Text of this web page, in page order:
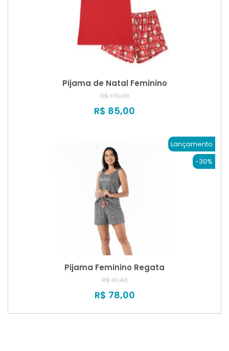
Pijama de Natal Feminino
R$ 170,00
R$ 85,00
Lançamento
-30%
Pijama Feminino Regata
R$ 111,43
R$ 78,00